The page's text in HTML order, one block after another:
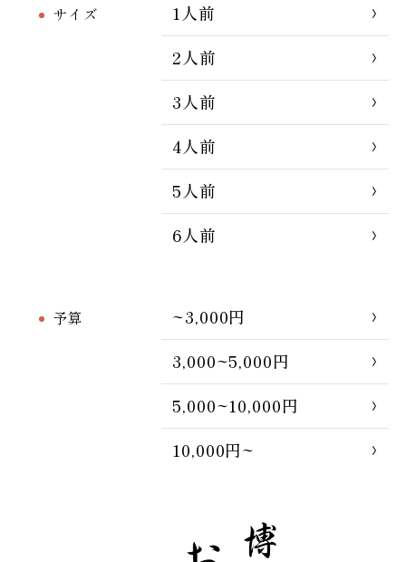
サイズ
1人前
2人前
3人前
4人前
5人前
6人前
予算
~3,000円
3,000~5,000円
5,000~10,000円
10,000円~